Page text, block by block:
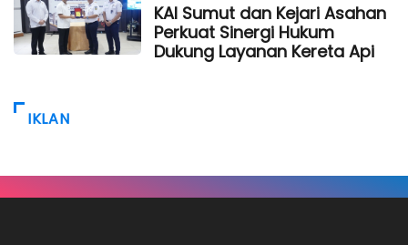
KAI Sumut dan Kejari Asahan
Perkuat Sinergi Hukum
Dukung Layanan Kereta Api
IKLAN